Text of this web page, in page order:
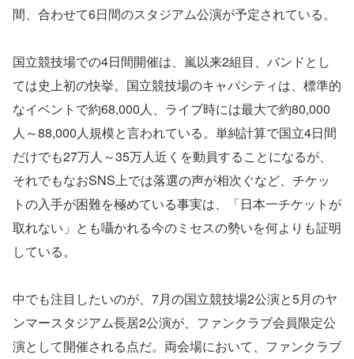
間、合わせて6日間のスタジアム公演が予定されている。
国立競技場での4日間開催は、嵐以来2組目、バンドとし
ては史上初の快挙。国立競技場のキャパシティは、標準的
なイベントで約68,000人、ライブ時には最大で約80,000
人～88,000人規模と言われている。単純計算で国立4日間
だけでも27万人～35万人近くを動員することになるが、
それでもなおSNS上では落選の声が相次ぐなど、チケッ
トの入手が困難を極めている事実は、「日本一チケットが
取れない」とも囁かれる今のミセスの勢いを何よりも証明
している。
中でも注目したいのが、7月の国立競技場2公演と5月のヤ
ンマースタジアム長居2公演が、ファンクラブ会員限定公
演として開催される点だ。両会場において、ファンクラブ